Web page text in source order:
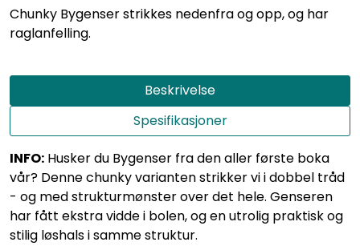
Chunky Bygenser strikkes nedenfra og opp, og har
raglanfelling.
Beskrivelse
Spesifikasjoner
INFO: Husker du Bygenser fra den aller første boka
vår? Denne chunky varianten strikker vi i dobbel tråd
- og med strukturmønster over det hele. Genseren
har fått ekstra vidde i bolen, og en utrolig praktisk og
stilig løshals i samme struktur.